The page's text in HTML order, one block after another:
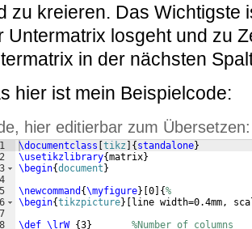
zu kreieren. Das Wichtigste
Untermatrix losgeht und zu
in der nächsten
hier ist mein Beispielcode:
hier editierbar zum Übersetzen:
1
2
3
4
5
6
7
8
\documentclass tikz { standalone}
\usetikzlibrary{matrix}
\begin{document }
\newcommand {\myfigure} 0 {%
\begin{tikzpicture}
line width=0.4mm,
\def \lrW {3}
%Number of columns